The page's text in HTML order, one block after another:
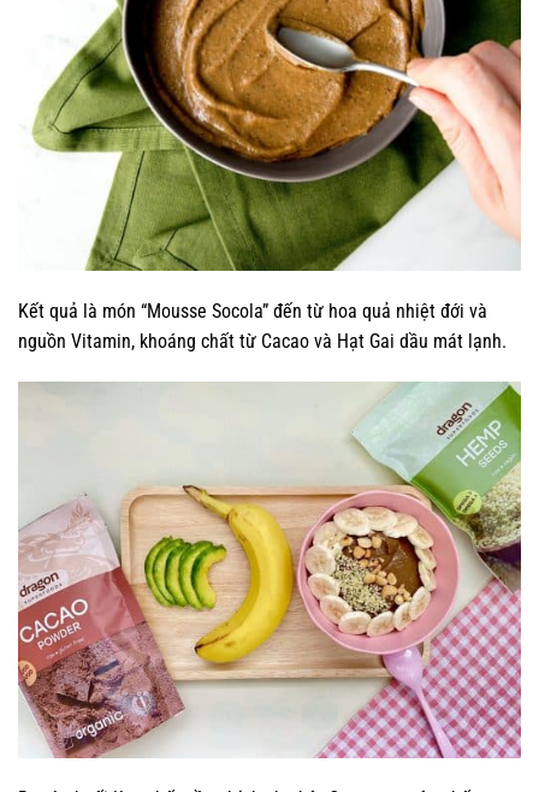
Kết quả là món “Mousse Socola” đến từ hoa quả nhiệt đới và
nguồn Vitamin, khoáng chất từ Cacao và Hạt Gai dầu mát lạnh.